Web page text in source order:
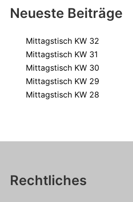
Neueste Beiträge
Mittagstisch KW 32
Mittagstisch KW 31
Mittagstisch KW 30
Mittagstisch KW 29
Mittagstisch KW 28
Rechtliches